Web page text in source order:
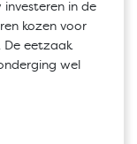
investeren in de
kozen voor
De eetzaak
wel